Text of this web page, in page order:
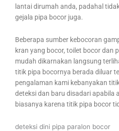
lantai dirumah anda, padahal
gejala pipa bocor juga.
Beberapa sumber kebocoran
kran yang bocor, toilet bocor dan
mudah dikarnakan langsung
titik pipa bocornya berada diluar
pengalaman kami kebanyakan
deteksi dan baru disadari apabila
biasanya karena titik pipa bocor
deteksi dini pipa paralon bocor